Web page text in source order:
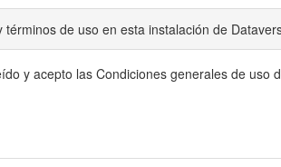
términos de uso en esta instalación de
y acepto las Condiciones generales de uso